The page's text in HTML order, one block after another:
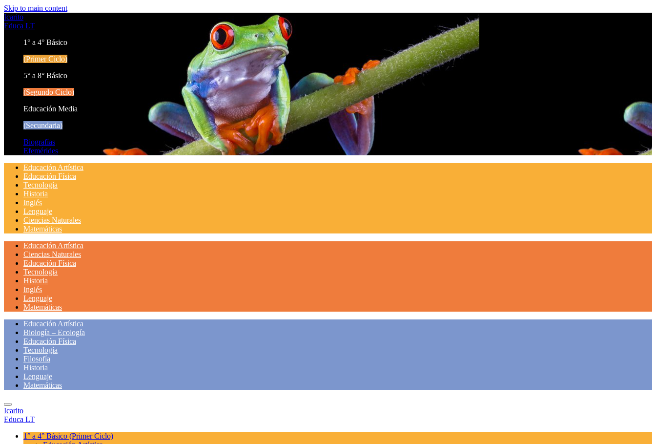
Skip to main content
Icarito
Educa LT
1° a 4° Básico
(Primer Ciclo)
5° a 8° Básico
(Segundo Ciclo)
Educación Media
(Secundaria)
Biografías
Efemérides
Educación Artística
Educación Física
Tecnología
Historia
Inglés
Lenguaje
Ciencias Naturales
Matemáticas
Educación Artística
Ciencias Naturales
Educación Física
Tecnología
Historia
Inglés
Lenguaje
Matemáticas
Educación Artística
Biología – Ecología
Educación Física
Tecnología
Filosofía
Historia
Lenguaje
Matemáticas
Icarito
Educa LT
1° a 4° Básico (Primer Ciclo)